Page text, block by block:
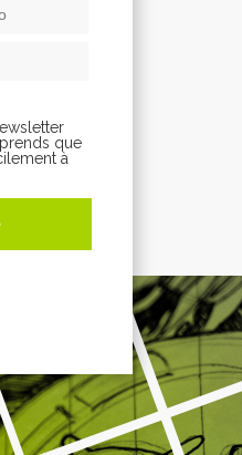
que
à